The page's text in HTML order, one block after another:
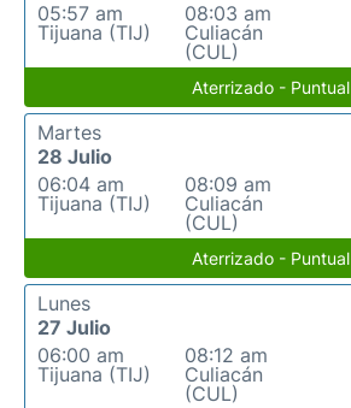
05:57 am
Tijuana (TIJ)
08:03 am
Culiacán
(CUL)
Aterrizado - Puntual
Martes
28 Julio
06:04 am
Tijuana (TIJ)
08:09 am
Culiacán
(CUL)
Aterrizado - Puntual
Lunes
27 Julio
06:00 am
Tijuana (TIJ)
08:12 am
Culiacán
(CUL)